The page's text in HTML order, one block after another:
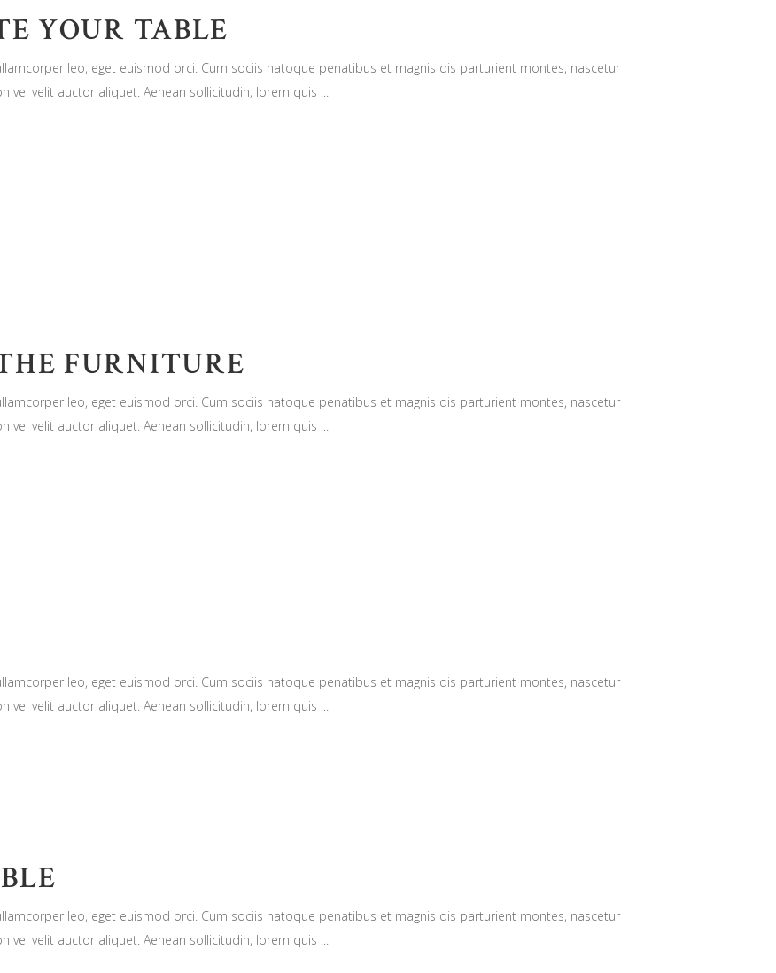
YOUR TABLE
leo, eget euismod orci. Cum sociis natoque penatibus et magnis dis parturient montes, nascetur
vel velit auctor aliquet. Aenean sollicitudin, lorem quis
FURNITURE
leo, eget euismod orci. Cum sociis natoque penatibus et magnis dis parturient montes, nascetur
vel velit auctor aliquet. Aenean sollicitudin, lorem quis
leo, eget euismod orci. Cum sociis natoque penatibus et magnis dis parturient montes, nascetur
vel velit auctor aliquet. Aenean sollicitudin, lorem quis
leo, eget euismod orci. Cum sociis natoque penatibus et magnis dis parturient montes, nascetur
vel velit auctor aliquet. Aenean sollicitudin, lorem quis